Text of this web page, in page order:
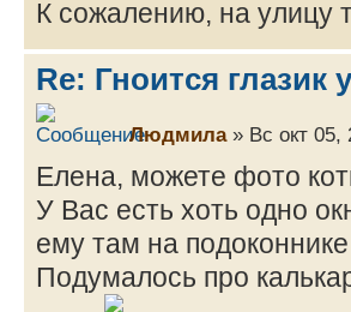
К сожалению, на улицу
Re: Гноится глазик
Людмила» Вс окт 05,
Елена, можете фото
У Вас есть хоть одно
ему там на
Подумалось про